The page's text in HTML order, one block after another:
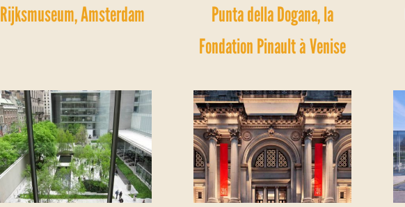
Rijksmuseum, Amsterdam
Punta della Dogana, la
Fondation Pinault à Venise